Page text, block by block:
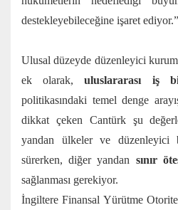
destekleyebileceğine işaret
Ulusal düzeyde düzenleyici
ek olarak,uluslararası iş
politikasındaki temel denge
dikkat çeken Cantürk şu
yandan ülkeler ve düzenleyici
sürerken, diğer yandan sınır
sağlanması gerekiyor.
İngiltere Finansal Yürütme